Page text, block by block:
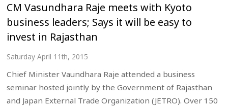
CM Vasundhara Raje meets with Kyoto
business leaders; Says it will be easy to
invest in Rajasthan
Saturday April 11th, 2015
Chief Minister Vaundhara Raje attended a business
seminar hosted jointly by the Government of Rajasthan
and Japan External Trade Organization (JETRO). Over 150